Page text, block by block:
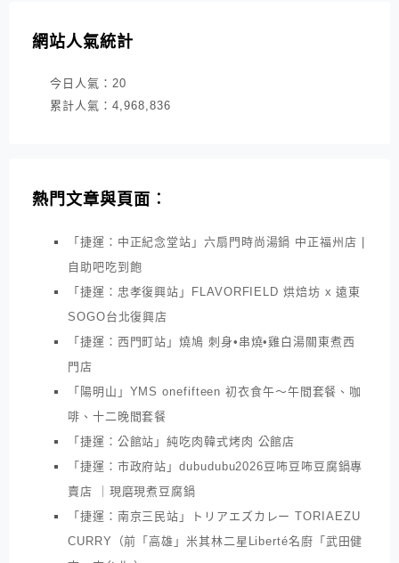
網站人氣統計
今日人氣： 20
累計人氣： 4,968,836
熱門文章與頁面︰
「捷運：中正紀念堂站」六扇門時尚湯鍋 中正福州店 |
自助吧吃到飽
「捷運：忠孝復興站」FLAVORFIELD 烘焙坊 x 遠東
SOGO台北復興店
「捷運：西門町站」燒鳩 刺身•串燒•雞白湯關東煮西
門店
「陽明山」YMS onefifteen 初衣食午～午間套餐、咖
啡、十二晚間套餐
「捷運：公館站」純吃肉韓式烤肉 公館店
「捷運：市政府站」dubudubu2026豆咘豆咘豆腐鍋專
賣店 ｜現磨現煮豆腐鍋
「捷運：南京三民站」トリアエズカレー TORIAEZU
CURRY（前「高雄」米其林二星Liberté名廚「武田健